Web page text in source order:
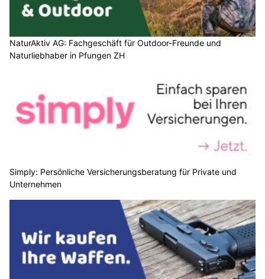
NaturAktiv AG: Fachgeschäft für Outdoor-Freunde und
Naturliebhaber in Pfungen ZH
Simply: Persönliche Versicherungsberatung für Private und
Unternehmen